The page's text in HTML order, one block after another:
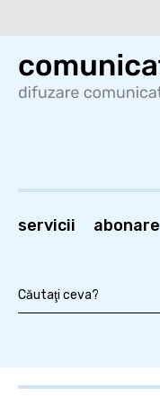
servicii abonare